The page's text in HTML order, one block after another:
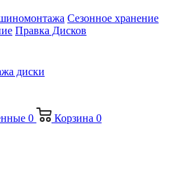
Сезонное хранение
Правка Дисков
диски
0 Корзина 0